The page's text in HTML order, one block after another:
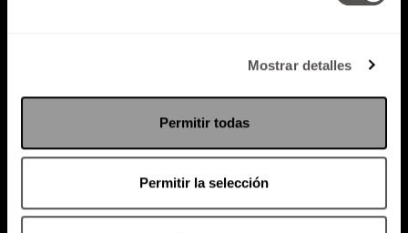
Mostrar detalles
Permitir todas
Permitir la selección
Política de Privacidad
PODCAST RADIO MARTHA EVENTOS
SACA TU ID